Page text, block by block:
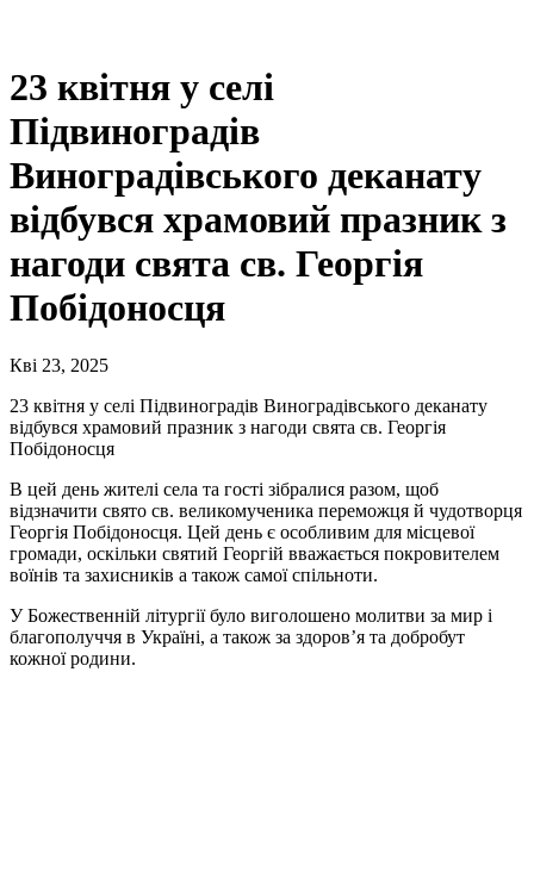
23 квітня у селі
Підвиноградів
Виноградівського деканату
відбувся храмовий празник з
нагоди свята св. Георгія
Побідоносця
Кві 23, 2025
23 квітня у селі Підвиноградів Виноградівського деканату
відбувся храмовий празник з нагоди свята св. Георгія
Побідоносця
В цей день жителі села та гості зібралися разом, щоб
відзначити свято св. великомученика переможця й чудотворця
Георгія Побідоносця. Цей день є особливим для місцевої
громади, оскільки святий Георгій вважається покровителем
воїнів та захисників а також самої спільноти.
У Божественній літургії було виголошено молитви за мир і
благополуччя в Україні, а також за здоров’я та добробут
кожної родини.